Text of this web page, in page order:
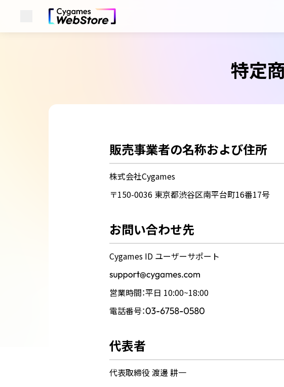
メニューを開く
このサイトについて プライバシーポリシー 利用規約 商標について
特定
販売事業者の名称および住所
株式会社Cygames
〒150-0036 東京都渋谷区南平台町16番17号
お問い合わせ先
Cygames ID ユーザーサポート
営業時間：平日 10:00~18:00
電話番号：
代表者
代表取締役 渡邊 耕一